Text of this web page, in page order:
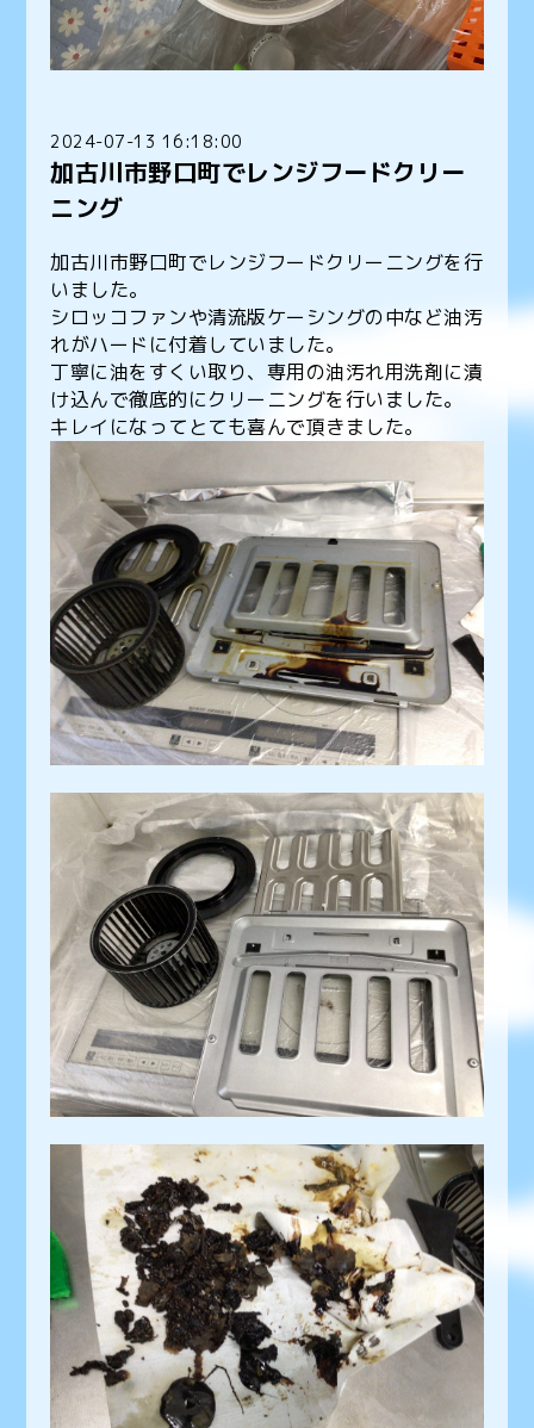
2024-07-13 16:18:00
加古川市野口町でレンジフードクリー
ニング
加古川市野口町でレンジフードクリーニングを行
いました。
シロッコファンや清流版ケーシングの中など油汚
れがハードに付着していました。
丁寧に油をすくい取り、専用の油汚れ用洗剤に漬
け込んで徹底的にクリーニングを行いました。
キレイになってとても喜んで頂きました。